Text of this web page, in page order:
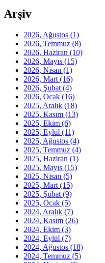
Arşiv
2026, Ağustos (1)
2026, Temmuz (8)
2026, Haziran (10)
2026, Mayıs (15)
2026, Nisan (1)
2026, Mart (16)
2026, Şubat (4)
2026, Ocak (16)
2025, Aralık (18)
2025, Kasım (13)
2025, Ekim (6)
2025, Eylül (11)
2025, Ağustos (4)
2025, Temmuz (4)
2025, Haziran (1)
2025, Mayıs (15)
2025, Nisan (5)
2025, Mart (15)
2025, Şubat (9)
2025, Ocak (5)
2024, Aralık (7)
2024, Kasım (26)
2024, Ekim (3)
2024, Eylül (7)
2024, Ağustos (18)
2024, Temmuz (5)